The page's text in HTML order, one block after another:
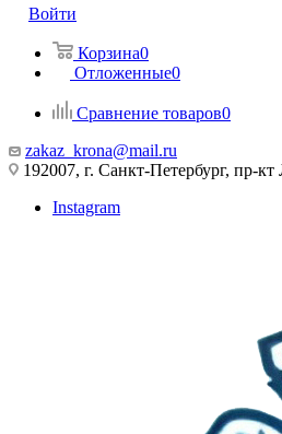
Войти
Корзина0
Отложенные0
Сравнение товаров0
zakaz_krona@mail.ru
192007, г. Санкт-Петербург, пр-
Instagram